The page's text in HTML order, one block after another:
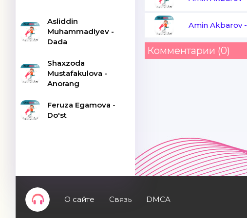
Asliddin
Muhammadiyev -
Dada
Shaxzoda
Mustafakulova -
Anorang
Feruza Egamova -
Do'st
Amin Akbarov-
Комментарии (0)
О сайте Связь DMCA